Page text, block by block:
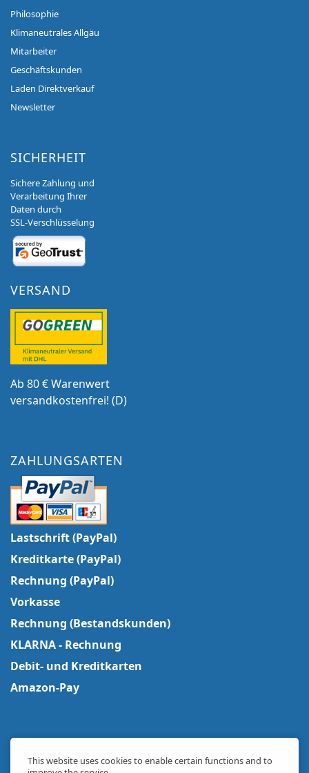
Philosophie
Klimaneutrales Allgäu
Mitarbeiter
Geschäftskunden
Laden Direktverkauf
Newsletter
SICHERHEIT
Sichere Zahlung und
Verarbeitung Ihrer
Daten durch
SSL-Verschlüsselung
VERSAND
Ab 80 € Warenwert
versandkostenfrei! (D)
ZAHLUNGSARTEN
Lastschrift (PayPal)
Kreditkarte (PayPal)
Rechnung (PayPal)
Vorkasse
Rechnung (Bestandskunden)
KLARNA - Rechnung
Debit- und Kreditkarten
Amazon-Pay
This website uses cookies to enable certain functions and to